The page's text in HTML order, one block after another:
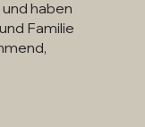
haben
Familie